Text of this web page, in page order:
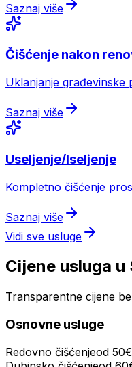
Saznaj više
Čišćenje nakon
Uklanjanje građevinske
Saznaj više
Useljenje/Iseljenje
Kompletno čišćenje
Saznaj više
Vidi sve usluge
Cijene usluga u
Transparentne cijene
Osnovne usluge
Redovno čišćenjeod 50€